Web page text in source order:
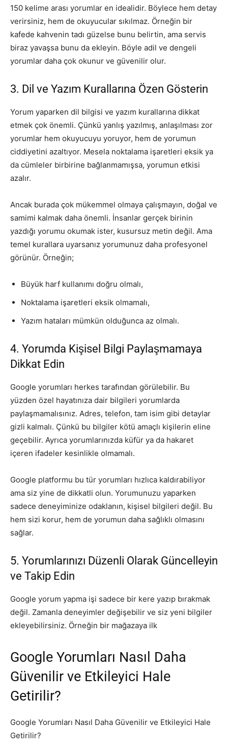
150 kelime arası yorumlar en idealidir. Böylece hem detay
verirsiniz, hem de okuyucular sıkılmaz. Örneğin bir
kafede kahvenin tadı güzelse bunu belirtin, ama servis
biraz yavaşsa bunu da ekleyin. Böyle adil ve dengeli
yorumlar daha çok okunur ve güvenilir olur.
3. Dil ve Yazım Kurallarına Özen Gösterin
Yorum yaparken dil bilgisi ve yazım kurallarına dikkat
etmek çok önemli. Çünkü yanlış yazılmış, anlaşılması zor
yorumlar hem okuyucuyu yoruyor, hem de yorumun
ciddiyetini azaltıyor. Mesela noktalama işaretleri eksik ya
da cümleler birbirine bağlanmamışsa, yorumun etkisi
azalır.
Ancak burada çok mükemmel olmaya çalışmayın, doğal ve
samimi kalmak daha önemli. İnsanlar gerçek birinin
yazdığı yorumu okumak ister, kusursuz metin değil. Ama
temel kurallara uyarsanız yorumunuz daha profesyonel
görünür. Örneğin;
Büyük harf kullanımı doğru olmalı,
Noktalama işaretleri eksik olmamalı,
Yazım hataları mümkün olduğunca az olmalı.
4. Yorumda Kişisel Bilgi Paylaşmamaya
Dikkat Edin
Google yorumları herkes tarafından görülebilir. Bu
yüzden özel hayatınıza dair bilgileri yorumlarda
paylaşmamalısınız. Adres, telefon, tam isim gibi detaylar
gizli kalmalı. Çünkü bu bilgiler kötü amaçlı kişilerin eline
geçebilir. Ayrıca yorumlarınızda küfür ya da hakaret
içeren ifadeler kesinlikle olmamalı.
Google platformu bu tür yorumları hızlıca kaldırabiliyor
ama siz yine de dikkatli olun. Yorumunuzu yaparken
sadece deneyiminize odaklanın, kişisel bilgileri değil. Bu
hem sizi korur, hem de yorumun daha sağlıklı olmasını
sağlar.
5. Yorumlarınızı Düzenli Olarak Güncelleyin
ve Takip Edin
Google yorum yapma işi sadece bir kere yazıp bırakmak
değil. Zamanla deneyimler değişebilir ve siz yeni bilgiler
ekleyebilirsiniz. Örneğin bir mağazaya ilk
Google Yorumları Nasıl Daha
Güvenilir ve Etkileyici Hale
Getirilir?
Google Yorumları Nasıl Daha Güvenilir ve Etkileyici Hale
Getirilir?